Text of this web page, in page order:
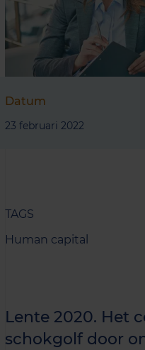
Datum
23 februari 2022
TAGS
Human capital
Lente 2020. Het
schokgolf door